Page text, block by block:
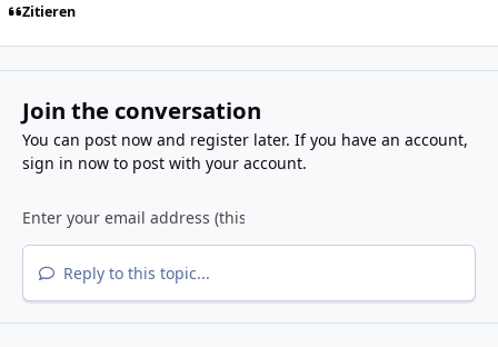
Zitieren
Join the conversation
You can post now and register later. If you have an account,
sign in nowto post with your account.
Reply to this topic...